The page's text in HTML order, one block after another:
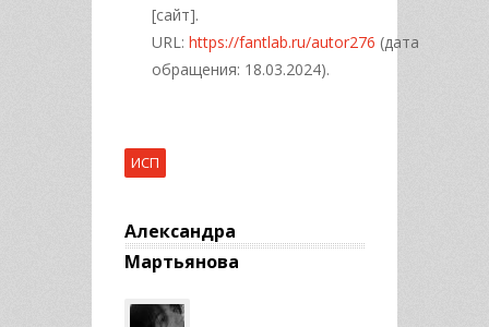
[сайт].
URL: https://fantlab.ru/autor276 (дата
обращения: 18.03.2024).
ИСП
Александра
Мартьянова